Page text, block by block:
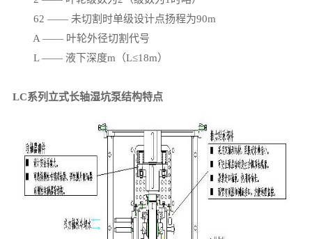
62 —— 未切割时单级设计点扬程为90m
A —— 叶轮外径切割代号
L —— 液下深度m（L≤18m）
LC系列立式长轴湿坑泵结构特点